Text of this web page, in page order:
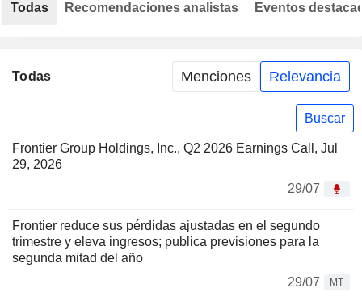
Todas Menciones Relevancia
Buscar
Frontier Group Holdings, Inc., Q2 2026 Earnings Call, Jul
29, 2026
29/07
Frontier reduce sus pérdidas ajustadas en el segundo
trimestre y eleva ingresos; publica previsiones para la
segunda mitad del año
29/07
MT
Todas Recomendaciones analistas Eventos